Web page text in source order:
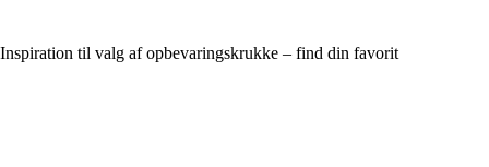
Inspiration til valg af opbevaringskrukke – find din favorit